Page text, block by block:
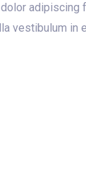
vestibulum